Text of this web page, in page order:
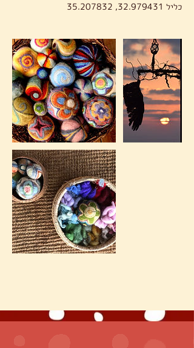
כליל 32.979431, 35.207832